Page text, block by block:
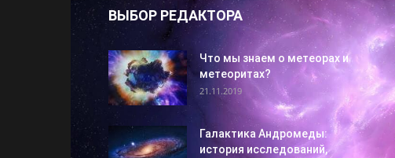
ВЫБОР РЕДАКТОРА
Что мы знаем о метеорах и
метеоритах?
21.11.2019
Галактика Андромеды:
история исследований,